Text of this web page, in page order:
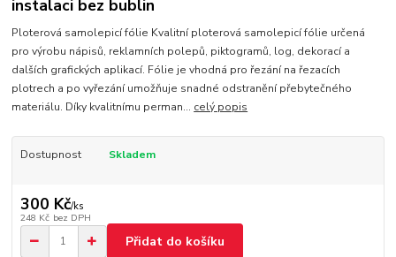
instalaci bez bublin
Ploterová samolepicí fólie Kvalitní ploterová samolepicí fólie určená
pro výrobu nápisů, reklamních polepů, piktogramů, log, dekorací a
dalších grafických aplikací. Fólie je vhodná pro řezání na řezacích
plotrech a po vyřezání umožňuje snadné odstranění přebytečného
materiálu. Díky kvalitnímu perman... celý popis
Dostupnost Skladem
300 Kč/ks
248 Kč bez DPH
Přidat do košíku